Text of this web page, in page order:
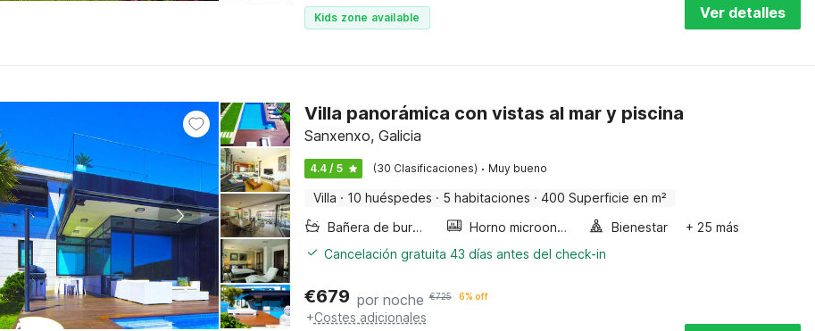
Kids zone available Ver detalles
Villa panorámica con vistas al mar y piscina
Sanxenxo, Galicia
4.4 / 5 (30 Clasificaciones) · Muy bueno
Villa · 10 huéspedes · 5 habitaciones · 400 Superficie en m²
Bañera de burbujas
Horno microondas Bienestar
+ 25 más
Cancelación gratuita 43 días antes del check-in
€679 por noche €725 6% off
+Costes adicionales